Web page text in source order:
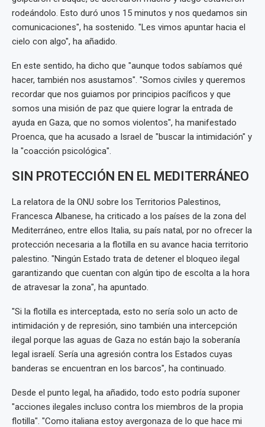
rodeándolo. Esto duró unos 15 minutos y nos quedamos sin
comunicaciones", ha sostenido. "Les vimos apuntar hacia el
cielo con algo", ha añadido.
En este sentido, ha dicho que "aunque todos sabíamos qué
hacer, también nos asustamos". "Somos civiles y queremos
recordar que nos guiamos por principios pacíficos y que
somos una misión de paz que quiere lograr la entrada de
ayuda en Gaza, que no somos violentos", ha manifestado
Proenca, que ha acusado a Israel de "buscar la intimidación" y
la "coacción psicológica".
SIN PROTECCIÓN EN EL MEDITERRÁNEO
La relatora de la ONU sobre los Territorios Palestinos,
Francesca Albanese, ha criticado a los países de la zona del
Mediterráneo, entre ellos Italia, su país natal, por no ofrecer la
protección necesaria a la flotilla en su avance hacia territorio
palestino. "Ningún Estado trata de detener el bloqueo ilegal
garantizando que cuentan con algún tipo de escolta a la hora
de atravesar la zona", ha apuntado.
"Si la flotilla es interceptada, esto no sería solo un acto de
intimidación y de represión, sino también una intercepción
ilegal porque las aguas de Gaza no están bajo la soberanía
legal israelí. Sería una agresión contra los Estados cuyas
banderas se encuentran en los barcos", ha continuado.
Desde el punto legal, ha añadido, todo esto podría suponer
"acciones ilegales incluso contra los miembros de la propia
flotilla". "Como italiana estoy avergonaza de lo que hace mi